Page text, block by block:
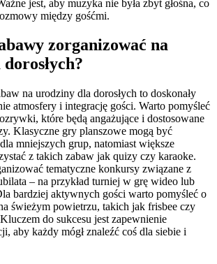
jest, aby muzyka nie była zbyt głośna, co
między gośćmi.
zorganizować na
na urodziny dla dorosłych to doskonały
atmosfery i integrację gości. Warto pomyśleć
które będą angażujące i dostosowane
Klasyczne gry planszowe mogą być
mniejszych grup, natomiast większe
z takich zabaw jak quizy czy karaoke.
tematyczne konkursy związane z
– na przykład turniej w grę wideo lub
bardziej aktywnych gości warto pomyśleć o
świeżym powietrzu, takich jak frisbee czy
do sukcesu jest zapewnienie
aby każdy mógł znaleźć coś dla siebie i